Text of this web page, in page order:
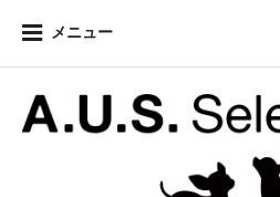
メニュー